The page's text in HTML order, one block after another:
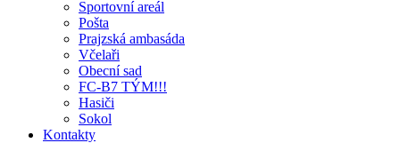
Sportovní areál
Pošta
Prajzská ambasáda
Včelaři
Obecní sad
FC-B7 TÝM!!!
Hasiči
Sokol
Kontakty